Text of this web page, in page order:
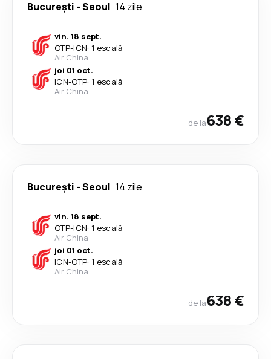
București -Seoul 14 zile
vin. 18 sept.
OTP-ICN· 1 escală
Air China
joi 01 oct.
ICN-OTP· 1 escală
Air China
de la638 €
București -Seoul 14 zile
vin. 18 sept.
OTP-ICN· 1 escală
Air China
joi 01 oct.
ICN-OTP· 1 escală
Air China
de la638 €